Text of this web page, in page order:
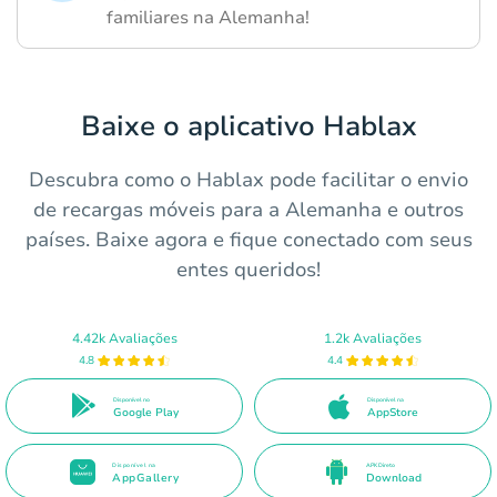
familiares na Alemanha!
Baixe o aplicativo Hablax
Descubra como o Hablax pode facilitar o envio
de recargas móveis para a Alemanha e outros
países. Baixe agora e fique conectado com seus
entes queridos!
4.42k Avaliações
4.8
Disponível no
Google Play
1.2k Avaliações
4.4
Disponível na
AppStore
Disponível na
AppGallery
APK Direto
Download